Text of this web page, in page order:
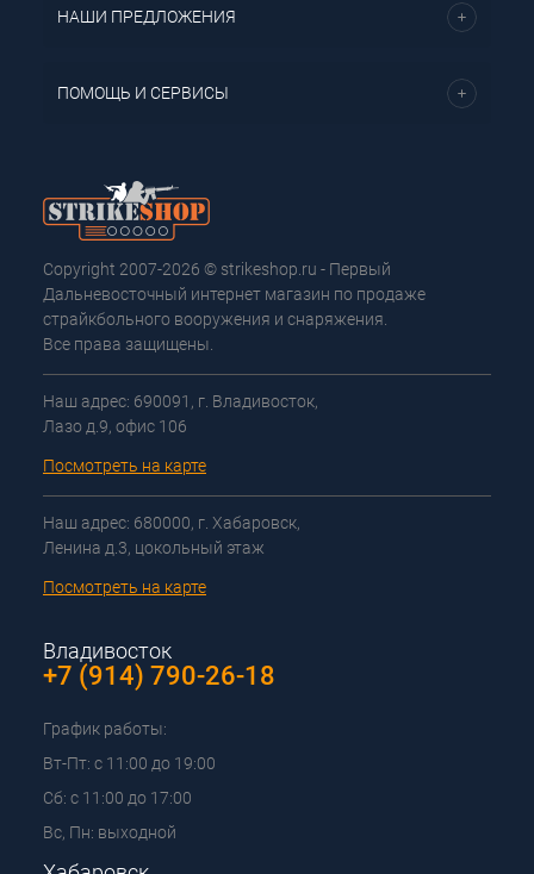
НАШИ ПРЕДЛОЖЕНИЯ
ПОМОЩЬ И СЕРВИСЫ
Copyright 2007-2026 © strikeshop.ru - Первый
Дальневосточный интернет магазин по продаже
страйкбольного вооружения и снаряжения.
Все права защищены.
Наш адрес: 690091, г. Владивосток,
Лазо д.9, офис 106
Посмотреть на карте
Наш адрес: 680000, г. Хабаровск,
Ленина д.3, цокольный этаж
Посмотреть на карте
Владивосток
+7 (914) 790-26-18
График работы:
Вт-Пт: с 11:00 до 19:00
Сб: с 11:00 до 17:00
Вс, Пн: выходной